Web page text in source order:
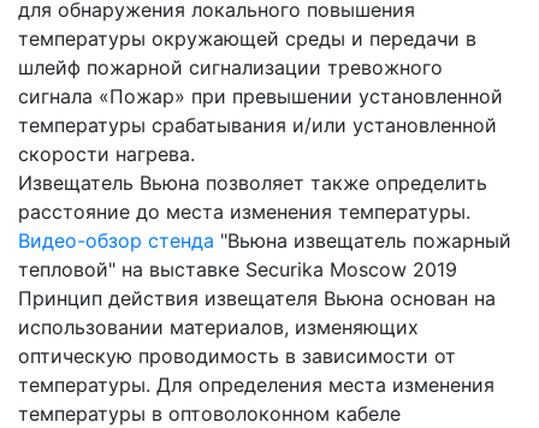
для обнаружения локального повышения
температуры окружающей среды и передачи в
шлейф пожарной сигнализации тревожного
сигнала «Пожар» при превышении установленной
температуры срабатывания и/или установленной
скорости нагрева.
Извещатель Вьюна позволяет также определить
расстояние до места изменения температуры.
Видео-обзор стенда "Вьюна извещатель пожарный
тепловой" на выставке Securika Moscow 2019
Принцип действия извещателя Вьюна основан на
использовании материалов, изменяющих
оптическую проводимость в зависимости от
температуры. Для определения места изменения
температуры в оптоволоконном кабеле